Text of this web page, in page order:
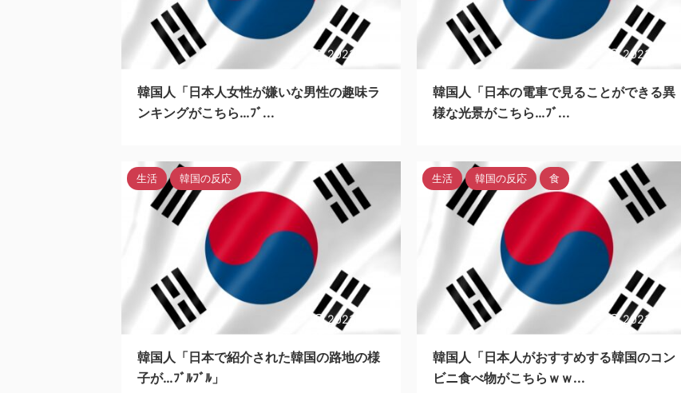
2023/10/22
韓国人「日本人女性が嫌いな男性の趣味ラ
ンキングがこちら…ﾌﾞ...
2023/10/22
韓国人「日本の電車で見ることができる異
様な光景がこちら…ﾌﾞ...
2023/10/22
生活 韓国の反応
韓国人「日本で紹介された韓国の路地の様
子が…ﾌﾞﾙﾌﾞﾙ」
2023/10/22
生活 韓国の反応 食
韓国人「日本人がおすすめする韓国のコン
ビニ食べ物がこちらｗｗ...